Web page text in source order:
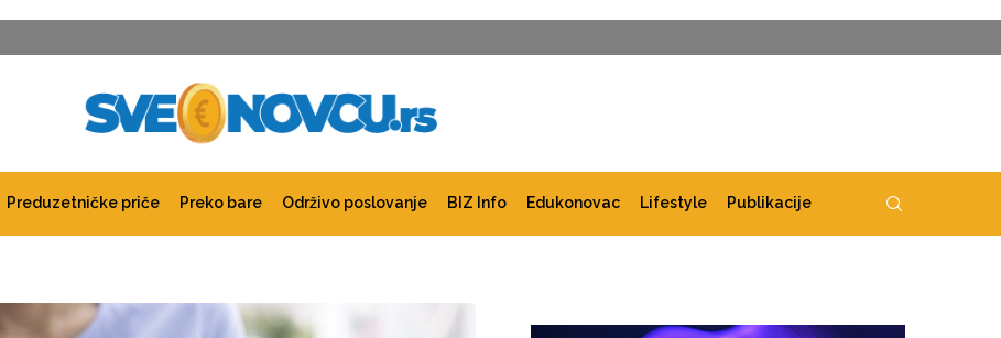
Preduzetničke priče Preko bare Održivo poslovanje BIZ Info Edukonovac Lifestyle Publikacije